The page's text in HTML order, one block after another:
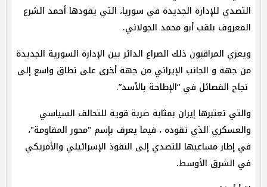
التصدي للإدارة الجديدة في سوريا، التي يقودها أحمد الشرع
المعروف بلقب أبو محمد الجولاني.
ويعزي المراقبون ذلك الصراع الدائر بين الإدارة السورية الجديدة
من جهة و الجانب الإيراني من جهة أخرى على نطاق واسع إلى
نجاح الفصائل في “الإطاحة بالأسد”.
والتي تعتبرها إيران بمثابة ضربة قوية للتحالف السياسي
والعسكري الذي تقوده ، فيما يعرف بإسم "محور المقاومة"،
في إطار مساعيها للتصدي إلى النفوذ الإسرائيلي والأمريكي
في الشرق الأوسط.